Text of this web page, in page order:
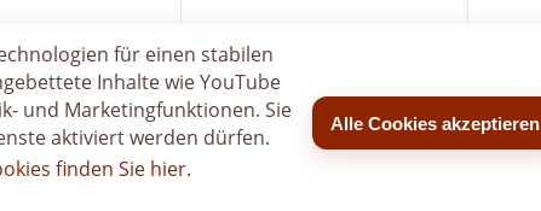
für einen stabilen
Inhalte wie YouTube
und Marketingfunktionen. Sie
aktiviert werden dürfen.
finden Sie hier.
Alle Cookies akzeptieren